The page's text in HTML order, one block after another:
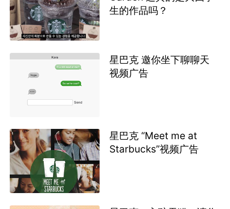
生的作品吗？
星巴克 邀你坐下聊聊天
视频广告
星巴克 “Meet me at
Starbucks”视频广告